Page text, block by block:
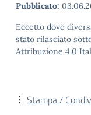
Pubblicato:
Eccetto dove
stato rilasciato
Attribuzione 4.0
Stampa /